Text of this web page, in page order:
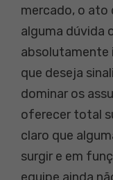
mercado, o ato
alguma dúvida
absolutamente
que deseja
dominar os
oferecer total
claro que
surgir e em